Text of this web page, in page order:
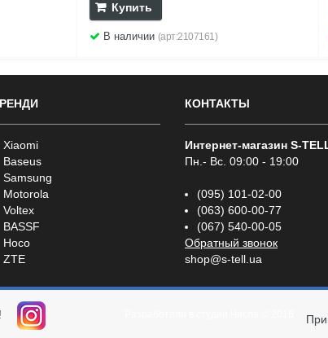
Купить
В наличии (арт:2107161)
Xiaomi
Baseus
Samsung
Motorola
Voltex
BASSF
Hoco
ZTE
КОНТАКТЫ
Интернет-магазин S-
Пн.- Вс. 09:00 - 19:00
(095) 101-02-00
(063) 600-00-77
(067) 540-00-05
Обратный звонок
shop@s-tell.ua